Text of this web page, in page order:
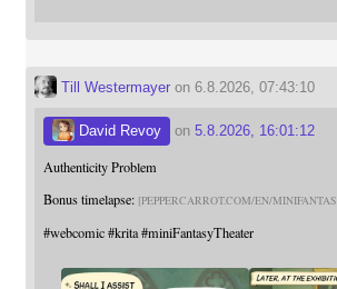
Till Westermayeron 6.8.2026, 07:43:10
David Revoy on 5.8.2026, 16:01:12
Authenticity Problem
Bonus timelapse: PEPPERCARROT.COM/EN/MINIFANTAS
#webcomic #krita #miniFantasyTheater